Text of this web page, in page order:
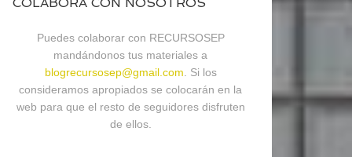
Puedes colaborar con RECURSOSEP
mandándonos tus materiales a
blogrecursosep@gmail.com . Si los
consideramos apropiados se colocarán en la
web para que el resto de seguidores disfruten
de ellos.